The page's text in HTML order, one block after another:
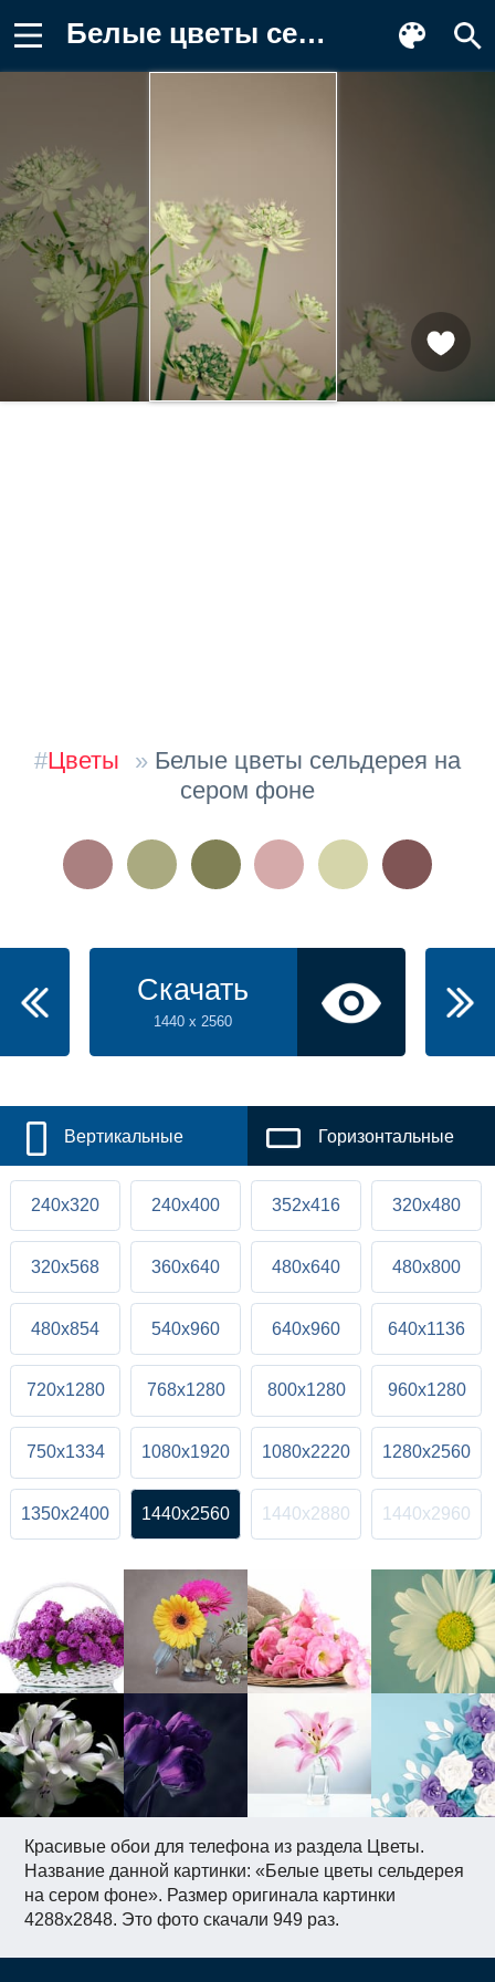
Белые цветы сельдерея на сером фоне Фотография
Красивые обои для телефона из раздела Цветы.
Название данной картинки: «Белые цветы сельдерея
на сером фоне». Размер оригинала картинки
4288x2848. Это фото скачали 949 раз.
#Цветы » Белые цветы сельдерея на
сером фоне
Скачать
1440 x 2560
Вертикальные Горизонтальные
240x320 240x400 352x416 320x480
320x568 360x640 480x640 480x800
480x854 540x960 640x960 640x1136
720x1280 768x1280 800x1280 960x1280
750x1334 1080x1920 1080x2220 1280x2560
1350x2400 1440x2560 1440x2880 1440x2960